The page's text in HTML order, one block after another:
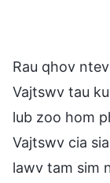
Rau qhov
Vajtswv tau
lub zoo hom
Vajtswv cia
lawv tam sim